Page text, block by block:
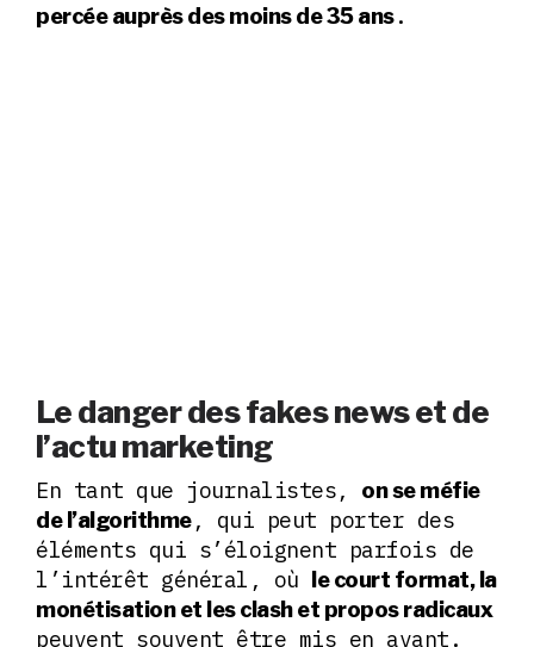
percée auprès des moins de 35 ans.
Le danger des fakes news et de
l’actu marketing
En tant que journalistes, on se méfie
de l’algorithme, qui peut porter des
éléments qui s’éloignent parfois de
l’intérêt général, où le court format, la
monétisation et les clash et propos radicaux
peuvent souvent être mis en avant.